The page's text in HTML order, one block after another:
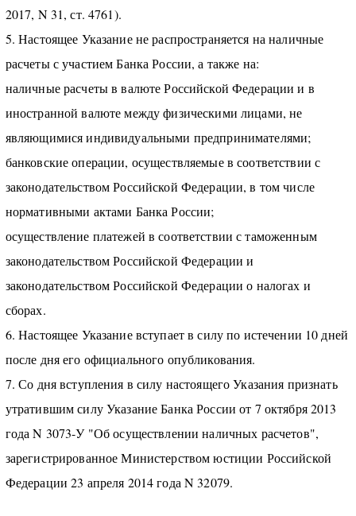
2017, N 31, ст. 4761).
5. Настоящее Указание не распространяется на наличные
расчеты с участием Банка России, а также на:
наличные расчеты в валюте Российской Федерации и в
иностранной валюте между физическими лицами, не
являющимися индивидуальными предпринимателями;
банковские операции, осуществляемые в соответствии с
законодательством Российской Федерации, в том числе
нормативными актами Банка России;
осуществление платежей в соответствии с таможенным
законодательством Российской Федерации и
законодательством Российской Федерации о налогах и
сборах.
6. Настоящее Указание вступает в силу по истечении 10 дней
после дня его официального опубликования.
7. Со дня вступления в силу настоящего Указания признать
утратившим силу Указание Банка России от 7 октября 2013
года N 3073-У "Об осуществлении наличных расчетов",
зарегистрированное Министерством юстиции Российской
Федерации 23 апреля 2014 года N 32079.